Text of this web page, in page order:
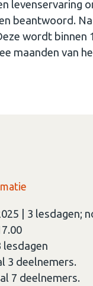
levenservaring
beantwoord.
wordt binnen
maanden van
| 3 lesdagen;
lesdagen
3 deelnemers.
7 deelnemers.